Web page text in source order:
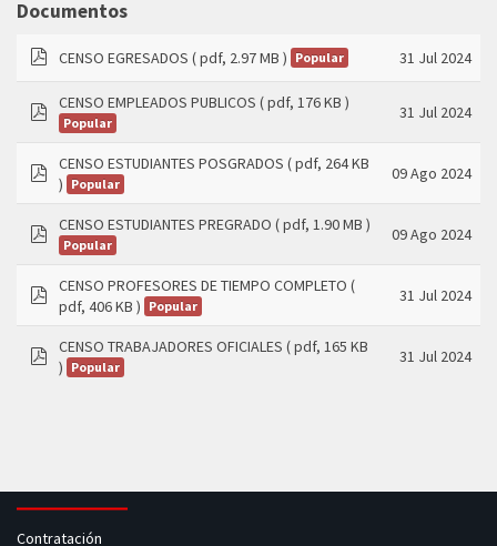
Documentos
CENSO EGRESADOS ( pdf, 2.97 MB ) Popular 31 Jul 2024
pdf
CENSO EMPLEADOS PUBLICOS ( pdf, 176 KB )
Popular
31 Jul 2024
pdf
CENSO ESTUDIANTES POSGRADOS ( pdf, 264 KB
) Popular
09 Ago 2024
pdf
CENSO ESTUDIANTES PREGRADO ( pdf, 1.90 MB )
Popular
09 Ago 2024
pdf
CENSO PROFESORES DE TIEMPO COMPLETO (
pdf, 406 KB ) Popular
31 Jul 2024
pdf
CENSO TRABAJADORES OFICIALES ( pdf, 165 KB
) Popular
31 Jul 2024
Contratación